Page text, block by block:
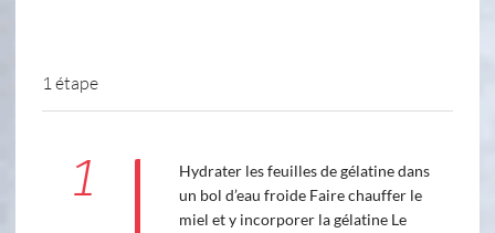
1 étape
1
Hydrater les feuilles de gélatine dans
un bol d’eau froide Faire chauffer le
miel et y incorporer la gélatine Le